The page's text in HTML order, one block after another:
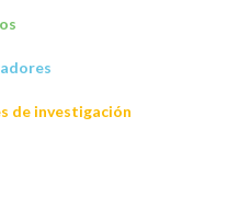
de investigación